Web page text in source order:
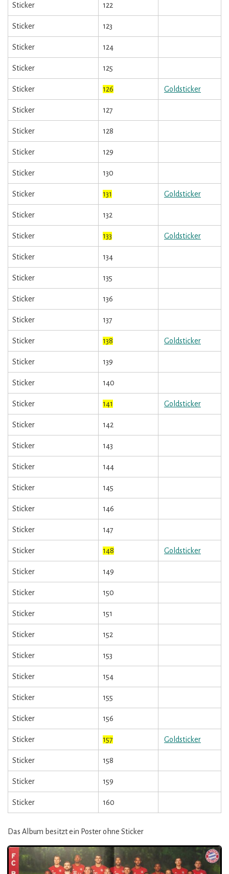
Sticker 122
Sticker 123
Sticker 124
Sticker 125
Sticker 126 Goldsticker
Sticker 127
Sticker 128
Sticker 129
Sticker 130
Sticker 131 Goldsticker
Sticker 132
Sticker 133 Goldsticker
Sticker 134
Sticker 135
Sticker 136
Sticker 137
Sticker 138 Goldsticker
Sticker 139
Sticker 140
Sticker 141 Goldsticker
Sticker 142
Sticker 143
Sticker 144
Sticker 145
Sticker 146
Sticker 147
Sticker 148 Goldsticker
Sticker 149
Sticker 150
Sticker 151
Sticker 152
Sticker 153
Sticker 154
Sticker 155
Sticker 156
Sticker 157 Goldsticker
Sticker 158
Sticker 159
Sticker 160
Das Album besitzt ein Poster ohne Sticker